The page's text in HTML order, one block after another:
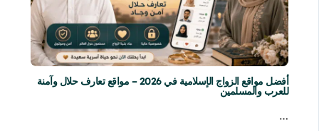
أفضل مواقع الزواج الإسلامية في 2026 – مواقع تعارف حلال وآمنة
للعرب والمسلمين
…